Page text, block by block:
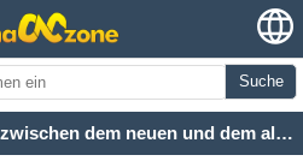
Suche
Was sind die Unterschiede zwischen dem neuen und dem alten ChinaCNCzone CNC 6040 4 AXIS?